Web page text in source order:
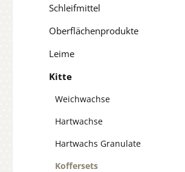
Schleifmittel
Oberflächenprodukte
Leime
Kitte
Weichwachse
Hartwachse
Hartwachs Granulate
Koffersets